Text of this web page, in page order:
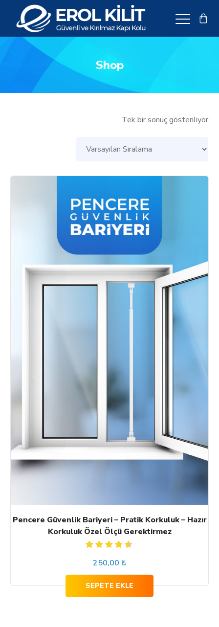
Shop
Tek bir sonuç gösteriliyor
Pencere Güvenlik Bariyeri – Pratik Korkuluk – Hazır
Korkuluk Özel Ölçü Gerektirmez
üzerinden
oy
aldı
250,00 ₺
SEPETE EKLE